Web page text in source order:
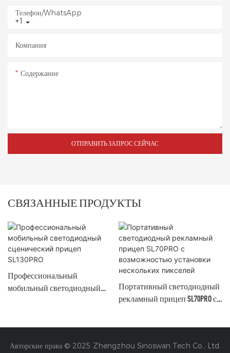
+1
Телефон/WhatsApp
Компания
Содержание
ОТПРАВИТЬ ЗАПРОС СЕЙЧАС
СВЯЗАННЫЕ ПРОДУКТЫ
Профессиональный
мобильный светодиодный
Портативный светодиодный
рекламный прицеп SL70PRO с
Авторские права © 2025 Zhengzhou Sinoswan Tech Co., Ltd.